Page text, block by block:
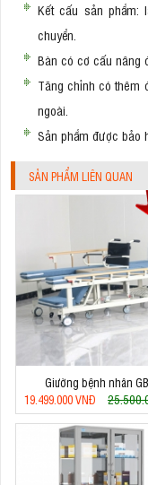
Kết cấu sản phẩm:
chuyển.
Bàn có cơ cấu nâng
Tăng chỉnh có thêm
ngoài.
Sản phẩm được bảo
SẢN PHẨM LIÊN QUAN
Giường bệnh nhân
19.499.000 VNĐ